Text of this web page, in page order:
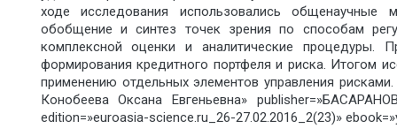
ходе исследования использовались общенаучные
обобщение и синтез точек зрения по способам
комплексной оценки и аналитические процедуры.
формирования кредитного портфеля и риска. Итогом
применению отдельных элементов управления
Конобеева Оксана Евгеньевна»
edition=»euroasia-science.ru_26-27.02.2016_2(23)»